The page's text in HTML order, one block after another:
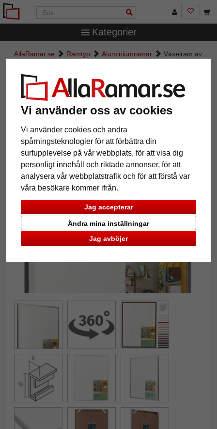
Vi använder oss av cookies
Vi använder cookies och andra
spårningsteknologier för att förbättra din
surfupplevelse på vår webbplats, för att visa dig
personligt innehåll och riktade annonser, för att
analysera vår webbplatstrafik och för att förstå var
våra besökare kommer ifrån.
Jag accepterar
Jag avböjer
Ändra mina inställningar
Kategorier
AllaRamar.se Ramtyp Aluminiumramar
Växelram av
Växelram av aluminium serie 916
Tillbaka